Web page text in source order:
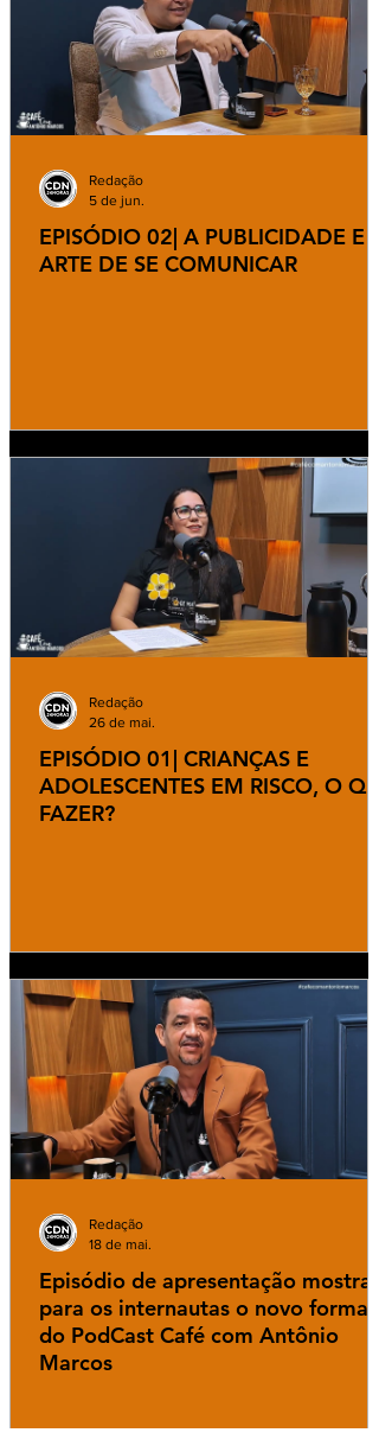
EPISÓDIO 02| A PUBLICIDADE E A
ARTE DE SE COMUNICAR
Redação
5 de jun.
EPISÓDIO 01| CRIANÇAS E
ADOLESCENTES EM RISCO, O
FAZER?
Redação
26 de mai.
Episódio de apresentação mostra
para os internautas o novo formato
do PodCast Café com Antônio
Marcos
Redação
18 de mai.